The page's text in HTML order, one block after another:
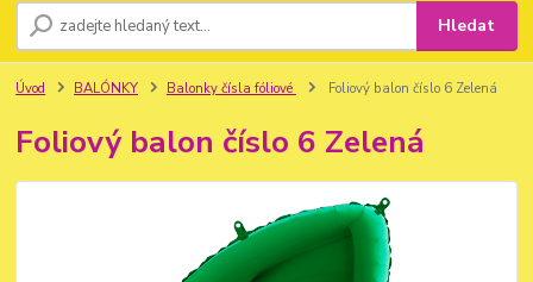
Hledat
Úvod BALÓNKY Balonky čísla fóliové Foliový balon číslo 6 Zelená
Foliový balon číslo 6 Zelená